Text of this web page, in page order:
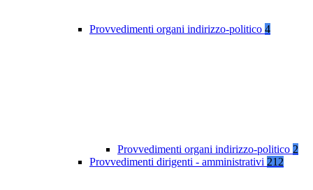
Provvedimenti organi indirizzo-politico 4
Provvedimenti organi indirizzo-politico 2
Provvedimenti dirigenti - amministrativi 212